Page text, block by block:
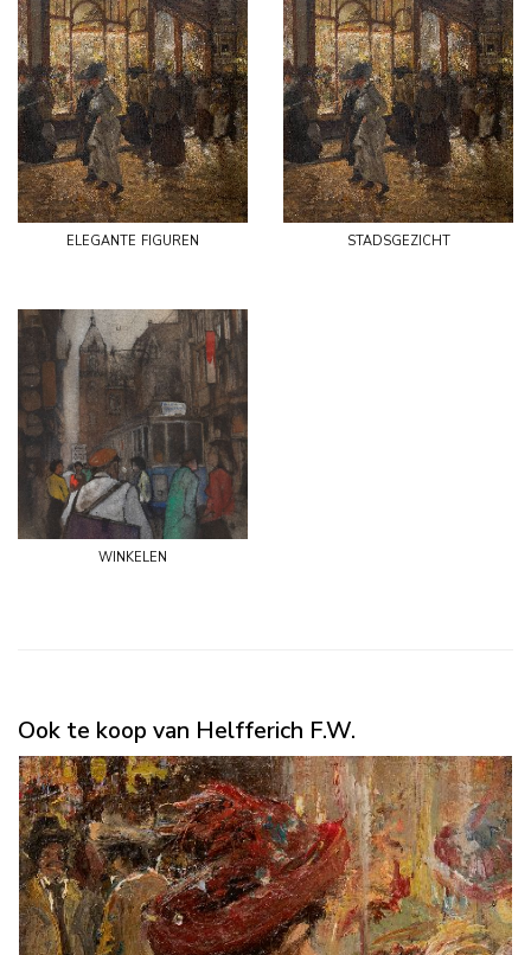
elegante figuren stadsgezicht
winkelen
Ook te koop van Helfferich F.W.